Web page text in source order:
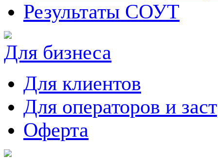
Результаты СОУТ
Для бизнеса
Для клиентов
Для операторов и
Оферта